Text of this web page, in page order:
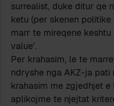
surrealist, duke ditur qe
ketu (per skenen politike
marr te mireqene keshtu
value’.
Per krahasim, le te
ndryshe nga AKZ-ja pati
krahasim me zgjedhjet e
aplikojme te njejtat